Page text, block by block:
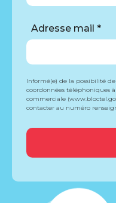
Adresse mail *
Informé(e) de la possibilité
coordonnées téléphoniques
commerciale
contacter au numéro